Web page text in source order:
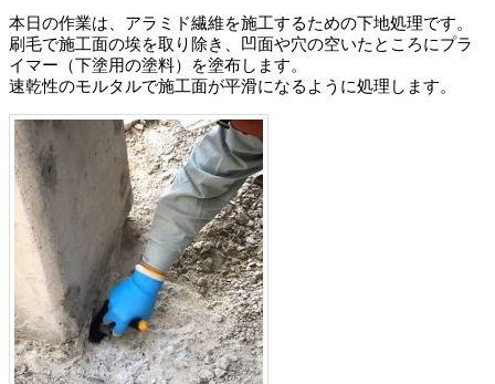
本日の作業は、アラミド繊維を施工するための下地処理です。
刷毛で施工面の埃を取り除き、凹面や穴の空いたところにプラ
イマー（下塗用の塗料）を塗布します。
速乾性のモルタルで施工面が平滑になるように処理します。